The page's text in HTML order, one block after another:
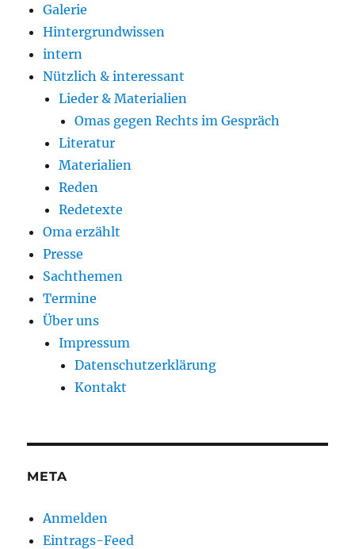
Galerie
Hintergrundwissen
intern
Nützlich & interessant
Lieder & Materialien
Omas gegen Rechts im Gespräch
Literatur
Materialien
Reden
Redetexte
Oma erzählt
Presse
Sachthemen
Termine
Über uns
Impressum
Datenschutzerklärung
Kontakt
META
Anmelden
Eintrags-Feed